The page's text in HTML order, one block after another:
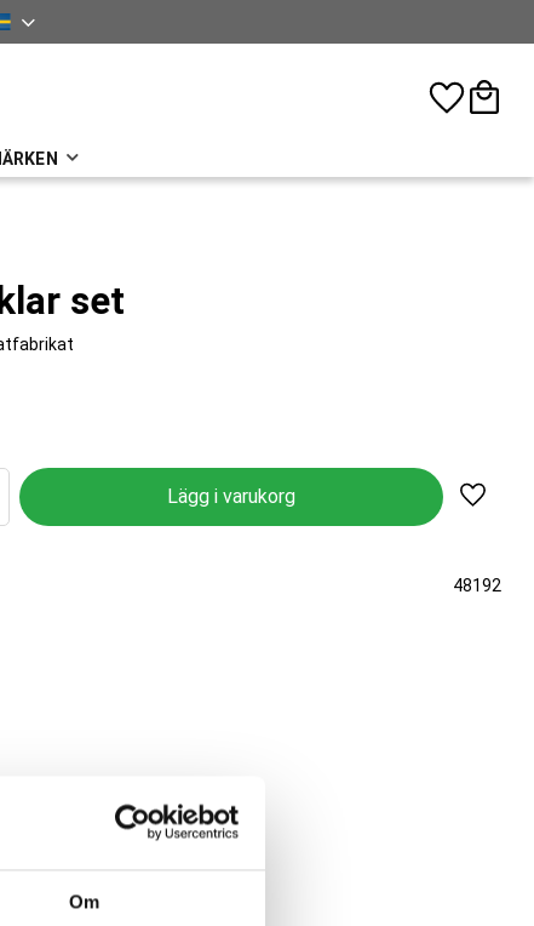
Om
Favoriter
set
Lägg
48192